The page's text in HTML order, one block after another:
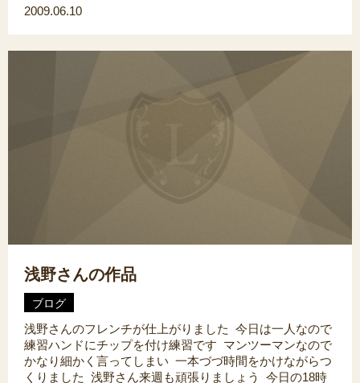
2009.06.10
浅野さんの作品
ブログ
浅野さんのフレンチが仕上がりました 今日は一人なので
練習ハンドにチップを付け練習です マンツーマンなので
かなり細かく言ってしまい 一本づづ時間をかけながらつ
くりました 浅野さん来週も頑張りましょう 今日の18時